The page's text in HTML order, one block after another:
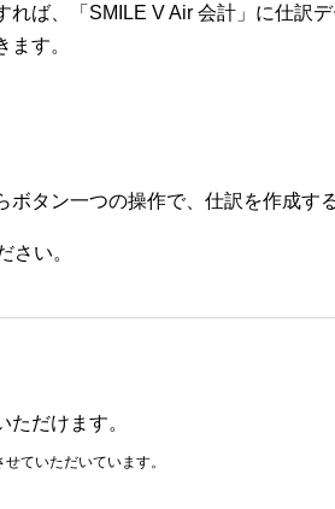
ば、「SMILE V Air 会計」に仕訳
す。
タン一つの操作で、仕訳を作成す
さい。
だけます。
ていただいています。